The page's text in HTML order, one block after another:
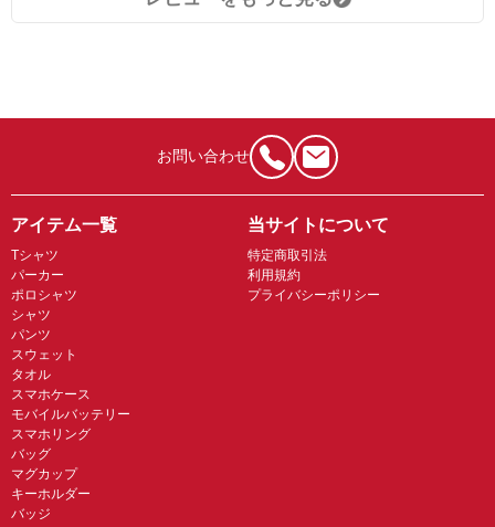
お問い合わせ
アイテム一覧
Tシャツ
パーカー
ポロシャツ
シャツ
パンツ
スウェット
タオル
スマホケース
モバイルバッテリー
スマホリング
バッグ
マグカップ
キーホルダー
バッジ
当サイトについて
特定商取引法
利用規約
プライバシーポリシー